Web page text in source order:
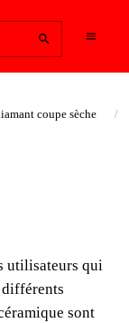
coupe sèche
qui
utilisateurs qui
différents
sont